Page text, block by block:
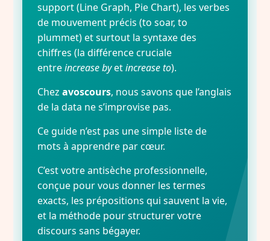
support (Line Graph, Pie Chart), les verbes
de mouvement précis (to soar, to
plummet) et surtout la syntaxe des
chiffres (la différence cruciale
entreincrease byetincrease to).
Chezavoscours, nous savons que l’anglais
de la data ne s’improvise pas.
Ce guide n’est pas une simple liste de
mots à apprendre par cœur.
C’est votre antisèche professionnelle,
conçue pour vous donner les termes
exacts, les prépositions qui sauvent la vie,
et la méthode pour structurer votre
discours sans bégayer.